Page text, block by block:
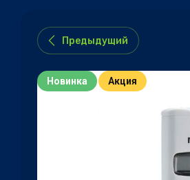
Предыдущий
Новинка Акция